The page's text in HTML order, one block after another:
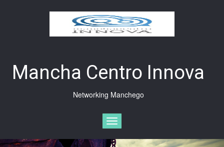
Mancha Centro Innova
Networking Manchego
Cambiar
navegación